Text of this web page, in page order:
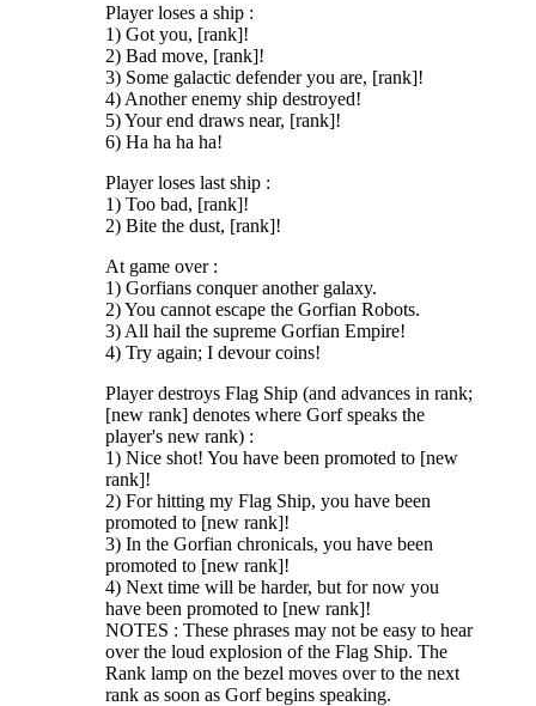
Player loses a ship :
1) Got you, [rank]!
2) Bad move, [rank]!
3) Some galactic defender you are, [rank]!
4) Another enemy ship destroyed!
5) Your end draws near, [rank]!
6) Ha ha ha ha!
Player loses last ship :
1) Too bad, [rank]!
2) Bite the dust, [rank]!
At game over :
1) Gorfians conquer another galaxy.
2) You cannot escape the Gorfian Robots.
3) All hail the supreme Gorfian Empire!
4) Try again; I devour coins!
Player destroys Flag Ship (and advances in rank;
[new rank] denotes where Gorf speaks the
player's new rank) :
1) Nice shot! You have been promoted to [new
rank]!
2) For hitting my Flag Ship, you have been
promoted to [new rank]!
3) In the Gorfian chronicals, you have been
promoted to [new rank]!
4) Next time will be harder, but for now you
have been promoted to [new rank]!
NOTES : These phrases may not be easy to hear
over the loud explosion of the Flag Ship. The
Rank lamp on the bezel moves over to the next
rank as soon as Gorf begins speaking.